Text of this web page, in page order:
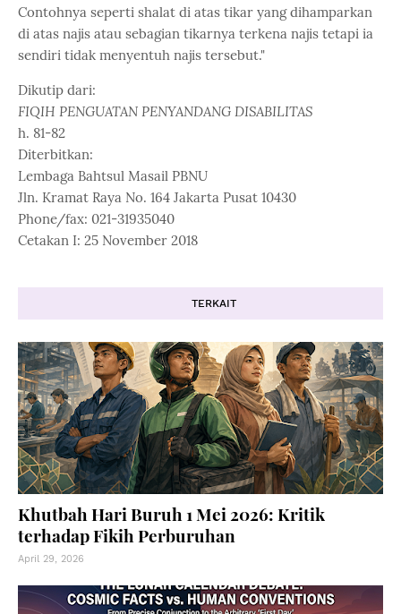
Contohnya seperti shalat di atas tikar yang dihamparkan
di atas najis atau sebagian tikarnya terkena najis tetapi ia
sendiri tidak menyentuh najis tersebut."
Dikutip dari:
FIQIH PENGUATAN PENYANDANG DISABILITAS
h. 81-82
Diterbitkan:
Lembaga Bahtsul Masail PBNU
Jln. Kramat Raya No. 164 Jakarta Pusat 10430
Phone/fax: 021-31935040
Cetakan I: 25 November 2018
TERKAIT
Khutbah Hari Buruh 1 Mei 2026: Kritik
terhadap Fikih Perburuhan
April 29, 2026